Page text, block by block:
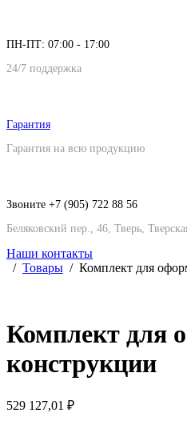
ПН-ПТ: 07:00 - 17:00
24/7 поддержка
Гарантия
Гарантия на всю продукцию
Звоните +7 (905) 722 88 56
Беляковский пер., 46, Тверь,
Наши контакты
Товары
Комплект для
Комплект для
конструкции
529 127,01 ₽